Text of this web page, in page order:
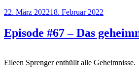
Veröffentlicht
22. März 202218. Februar 2022
Episode #67 – Das
Eileen Sprenger enthüllt alle Geheimnisse.